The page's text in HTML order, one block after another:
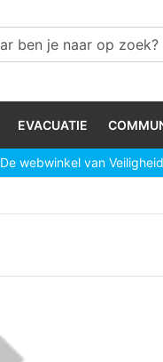
EVACUATIE
De webwinkel van